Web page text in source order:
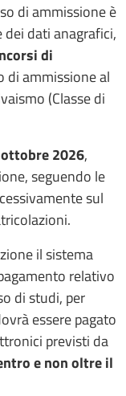
di ammissione è
dati anagrafici,
di
di ammissione al
(Classe di
2026,
seguendo le
sul
il sistema
relativo
di studi, per
essere pagato
previsti da
e non oltre il